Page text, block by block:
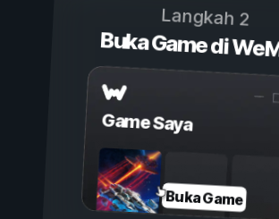
Langkah 2
Buka Game di
Game Saya
Buka Game